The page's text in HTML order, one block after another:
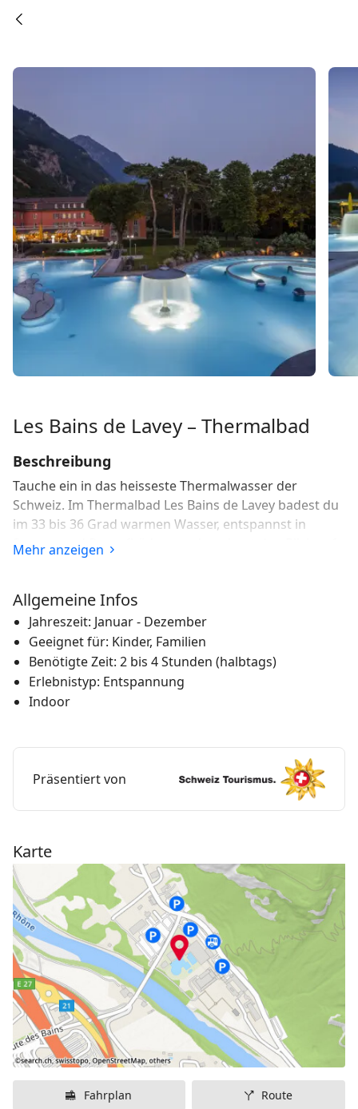
Les Bains de Lavey – Thermalbad
Beschreibung
Tauche ein in das heisseste Thermalwasser der
Schweiz. Im Thermalbad Les Bains de Lavey badest du
im 33 bis 36 Grad warmen Wasser, entspannst in
Saunen und Dampfbädern und geniesst den Blick auf
die Waadtländer Alpen.
Les Bains de Lavey im Überblick
Les Bains de Lavey liegt im Waadtland am Fusse der
Alpen. Die Thermalquelle erreicht mit 65 Grad die
höchste Wassertemperatur der Schweiz. Die Anlage
umfasst 1600 Quadratmeter Wasserfläche mit Innen-
und Aussenbecken, Saunen, Hammams und
Mehr anzeigen
Allgemeine Infos
Jahreszeit: Januar - Dezember
Geeignet für: Kinder, Familien
Benötigte Zeit: 2 bis 4 Stunden (halbtags)
Erlebnistyp: Entspannung
Indoor
Präsentiert von
Karte
Fahrplan Route